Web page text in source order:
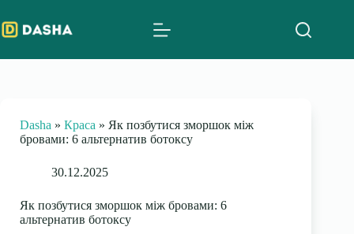
to
content
Dasha » Краса » Як позбутися зморшок між
бровами: 6 альтернатив ботоксу
30.12.2025
Як позбутися зморшок між бровами: 6
альтернатив ботоксу